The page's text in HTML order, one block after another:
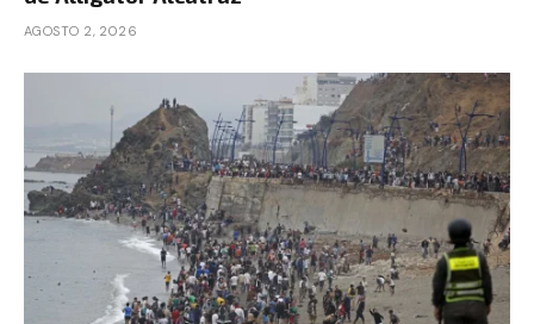
AGOSTO 2, 2026